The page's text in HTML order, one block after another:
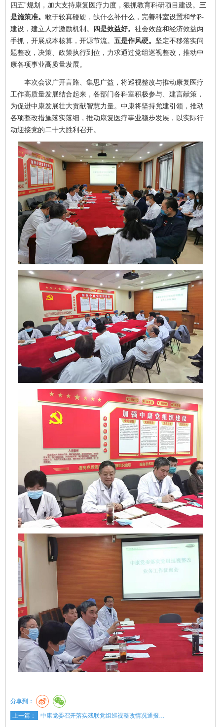
四五”规划，加大支持康复医疗力度，狠抓教育科研项目建设。 三
是施策准。敢于较真碰硬，缺什么补什么，完善科室设置和学科
建设，建立人才激励机制。
四是效益好。社会效益和经济效益两
手抓，开展成本核算，开源节流。五是作风硬。 坚定不移落实问
题整改，决策、政策执行到位，力求通过党组巡视整改，推动中
康各项事业高质量发展。
本次会议广开言路、集思广益，将巡视整改与推动康复医疗
工作高质量发展结合起来，各部门各科室积极参与、建言献策，
为促进中康发展壮大贡献智慧力量。中康将坚持党建引领，推动
各项整改措施落实落细，推动康复医疗事业稳步发展，以实际行
动迎接党的二十大胜利召开。
分享到：
上一篇： 中康党委召开落实残联党组巡视整改情况通报…